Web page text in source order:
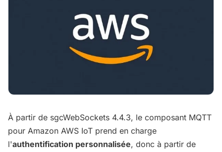
À partir de sgcWebSockets 4.4.3, le composant MQTT
pour Amazon AWS IoT prend en charge
l'authentification personnalisée, donc à partir de